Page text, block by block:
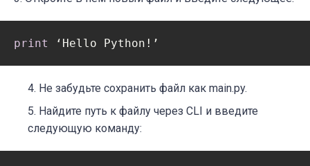
print ‘Hello Python!’
Не забудьте сохранить файл как main.py.
Найдите путь к файлу через CLI и введите
следующую команду: